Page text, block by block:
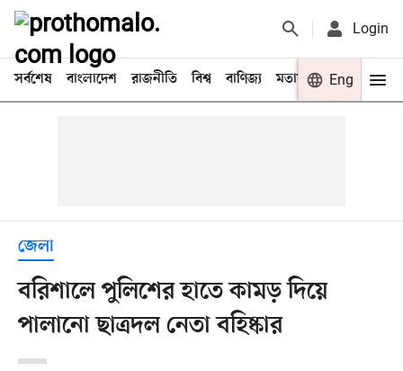
Login
সর্বশেষ বাংলাদেশ রাজনীতি বিশ্ব বাণিজ্য মতামত খেলা
Eng
জেলা
বরিশালে পুলিশের হাতে কামড় দিয়ে
পালানো ছাত্রদল নেতা বহিষ্কার